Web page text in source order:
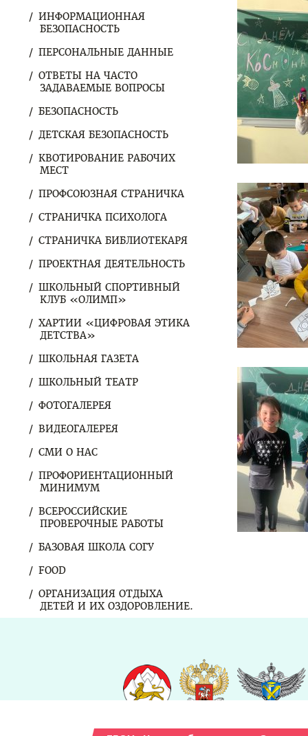
ИНФОРМАЦИОННАЯ
БЕЗОПАСНОСТЬ
ПЕРСОНАЛЬНЫЕ ДАННЫЕ
ОТВЕТЫ НА ЧАСТО
ЗАДАВАЕМЫЕ ВОПРОСЫ
БЕЗОПАСНОСТЬ
ДЕТСКАЯ БЕЗОПАСНОСТЬ
КВОТИРОВАНИЕ РАБОЧИХ
МЕСТ
ПРОФСОЮЗНАЯ СТРАНИЧКА
СТРАНИЧКА ПСИХОЛОГА
СТРАНИЧКА БИБЛИОТЕКАРЯ
ПРОЕКТНАЯ ДЕЯТЕЛЬНОСТЬ
ШКОЛЬНЫЙ СПОРТИВНЫЙ
КЛУБ «ОЛИМП»
ХАРТИИ «ЦИФРОВАЯ ЭТИКА
ДЕТСТВА»
ШКОЛЬНАЯ ГАЗЕТА
ШКОЛЬНЫЙ ТЕАТР
ФОТОГАЛЕРЕЯ
ВИДЕОГАЛЕРЕЯ
СМИ О НАС
ПРОФОРИЕНТАЦИОННЫЙ
МИНИМУМ
ВСЕРОССИЙСКИЕ
ПРОВЕРОЧНЫЕ РАБОТЫ
БАЗОВАЯ ШКОЛА СОГУ
FOOD
ОРГАНИЗАЦИЯ ОТДЫХА
ДЕТЕЙ И ИХ ОЗДОРОВЛЕНИЕ.